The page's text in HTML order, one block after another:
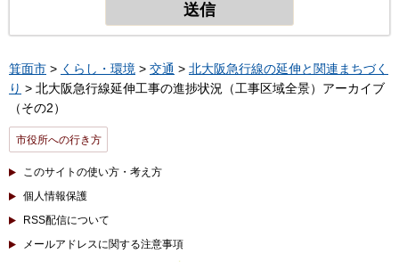
箕面市 > くらし・環境 > 交通 > 北大阪急行線の延伸と関連まちづく
り > 北大阪急行線延伸工事の進捗状況（工事区域全景）アーカイブ
（その2）
市役所への行き方
このサイトの使い方・考え方
個人情報保護
RSS配信について
メールアドレスに関する注意事項